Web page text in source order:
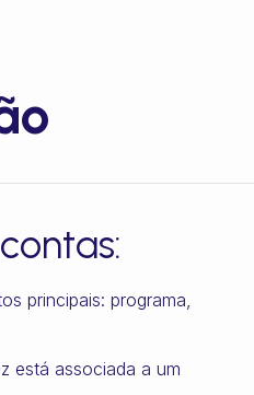
principais: programa,
está associada a um